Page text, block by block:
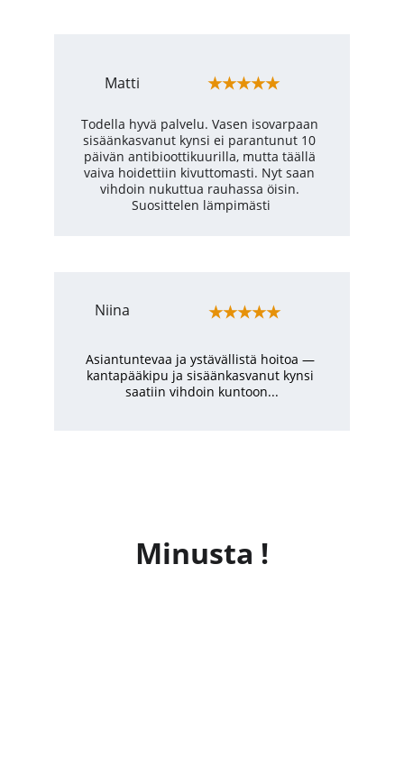
Todella hyvä palvelu. Vasen isovarpaan
sisäänkasvanut kynsi ei parantunut 10
päivän antibioottikuurilla, mutta täällä
vaiva hoidettiin kivuttomasti. Nyt saan
vihdoin nukuttua rauhassa öisin.
Suosittelen lämpimästi
Matti
★★★★★
★★★★★
Niina
Asiantuntevaa ja ystävällistä hoitoa —
kantapääkipu ja sisäänkasvanut kynsi
saatiin vihdoin kuntoon...
Minusta !